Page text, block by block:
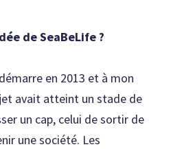
de SeaBeLife ?
en 2013 et à mon
avait atteint un stade de
un cap, celui de sortir de
une société. Les